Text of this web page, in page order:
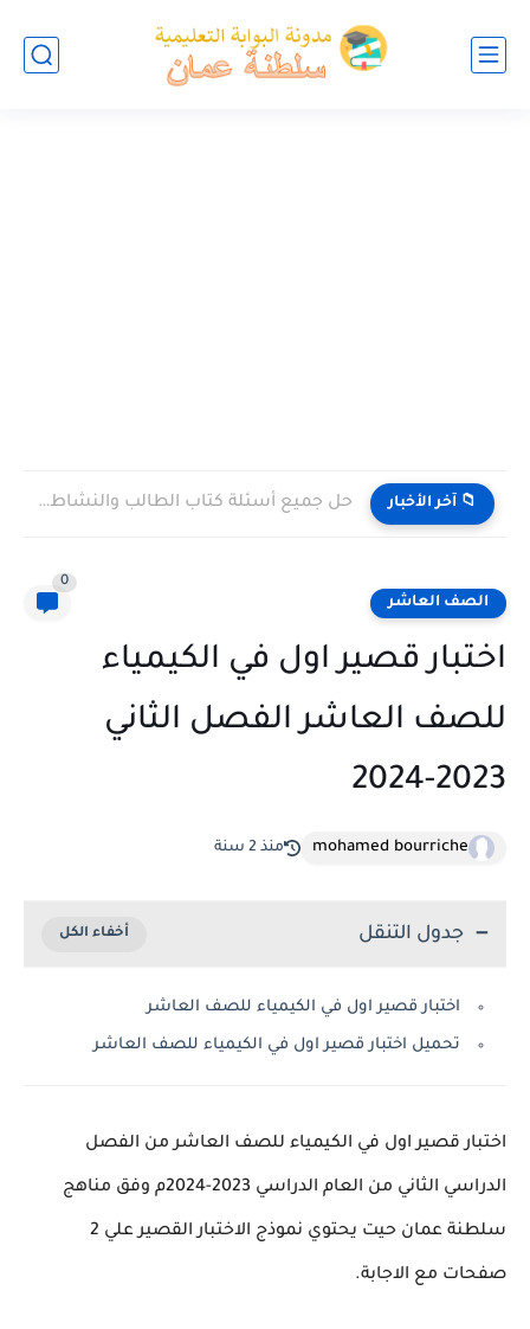
📁 آخر الأخبار حل جميع أسئلة كتاب الطالب والنشاط في الاحياء للصف العاشر...
الصف العاشر
0
اختبار قصير اول في الكيمياء
للصف العاشر الفصل الثاني
2023-2024
mohamed bourriche منذ 2 سنة
جدول التنقل
اختبار قصير اول في الكيمياء للصف العاشر
تحميل اختبار قصير اول في الكيمياء للصف العاشر
اختبار قصير اول في الكيمياء للصف العاشر من الفصل
الدراسي الثاني من العام الدراسي 2023-2024م وفق مناهج
سلطنة عمان حيت يحتوي نموذج الاختبار القصير علي 2
صفحات مع الاجابة.